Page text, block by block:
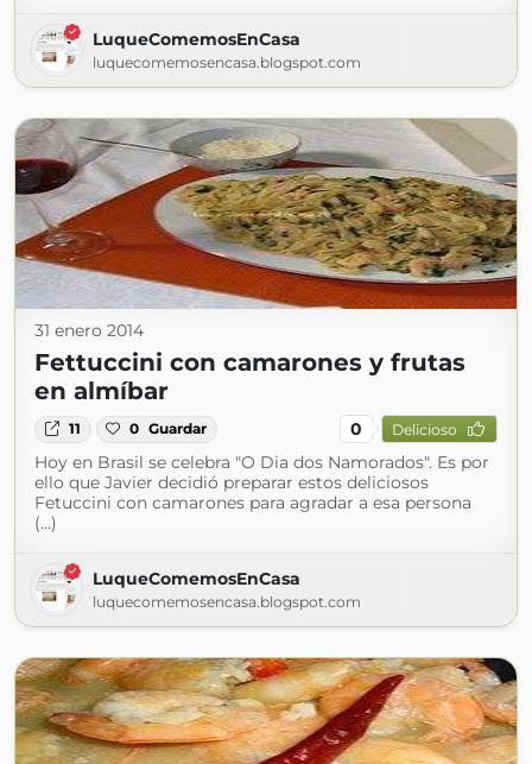
LuqueComemosEnCasa
luquecomemosencasa.blogspot.com
31 enero 2014
Fettuccini con camarones y frutas
en almíbar
11 0 Guardar 0 Delicioso
Hoy en Brasil se celebra "O Dia dos Namorados". Es por
ello que Javier decidió preparar estos deliciosos
Fetuccini con camarones para agradar a esa persona
(...)
LuqueComemosEnCasa
luquecomemosencasa.blogspot.com